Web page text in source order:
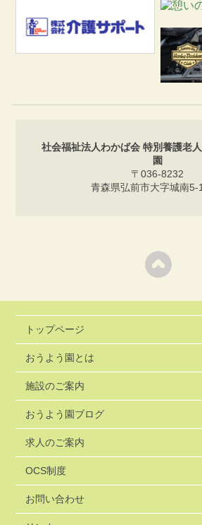
社会福祉法人わかば会 特別養護老
園
〒036-8232
青森県弘前市大字城南5-
トップページ
おうよう園とは
施設のご案内
おうよう園ブログ
求人のご案内
OCS制度
お問い合わせ